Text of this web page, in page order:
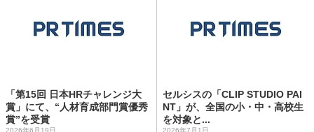
「第15回 日本HRチャレンジ大
賞」にて、“人材育成部門賞優秀
賞”を受賞
2026年6月19日
セルシスの「CLIP STUDIO PAI
NT」が、全国の小・中・高校生
を対象と...
2026年7月1日